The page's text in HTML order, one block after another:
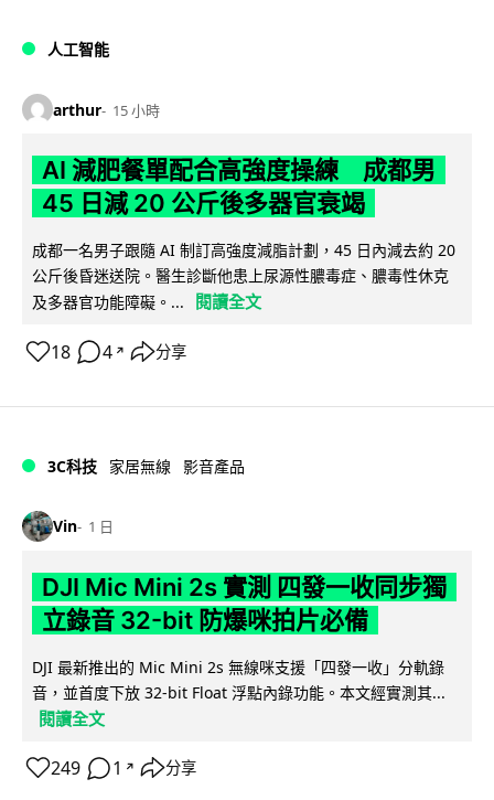
人工智能
arthur 15 小時
AI 減肥餐單配合高強度操練 成都男
45 日減 20 公斤後多器官衰竭
成都一名男子跟隨 AI 制訂高強度減脂計劃，45 日內減去約 20
公斤後昏迷送院。醫生診斷他患上尿源性膿毒症、膿毒性休克
及多器官功能障礙。...
閱讀全文
18 4 ↗ 分享
3C科技 家居無線 影音產品
Vin 1 日
DJI Mic Mini 2s 實測 四發一收同步獨
立錄音 32-bit 防爆咪拍片必備
DJI 最新推出的 Mic Mini 2s 無線咪支援「四發一收」分軌錄
音，並首度下放 32-bit Float 浮點內錄功能。本文經實測其...
閱讀全文
249 1 ↗ 分享